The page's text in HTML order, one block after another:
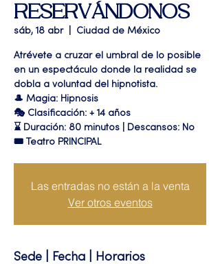
RESERVÁNDONOS
sáb, 18 abr
  |
Ciudad de México
Atrévete a cruzar el umbral de lo posible
en un espectáculo donde la realidad se
dobla a voluntad del hipnotista.
🎩 Magia: Hipnosis
🎭 Clasificación: + 14 años
⌛ Duración: 80 minutos | Descansos: No
🎟 Teatro PRINCIPAL
Las entradas no están a la venta
Ver otros eventos
Sede | Fecha | Horarios